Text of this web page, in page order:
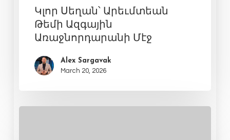
Կլոր Սեղան՝ Արեւմտեան
Թեմի Ազգային
Առաջնորդարանի Մէջ
Alex Sargavak
March 20, 2026